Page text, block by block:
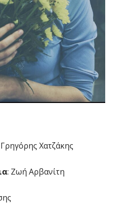
Χατζάκης
: Ζωή Αρβανίτη